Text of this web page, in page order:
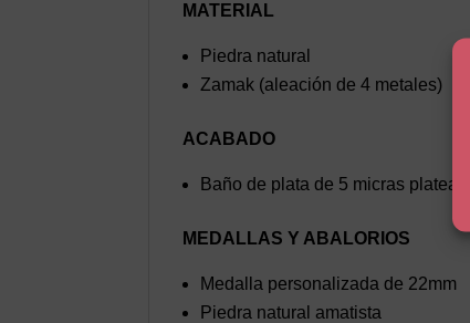
MATERIAL
Piedra natural
Zamak (aleación de 4 metales)
ACABADO
Baño de plata de 5 micras plateado
MEDALLAS Y ABALORIOS
Medalla personalizada de 22mm
Piedra natural amatista